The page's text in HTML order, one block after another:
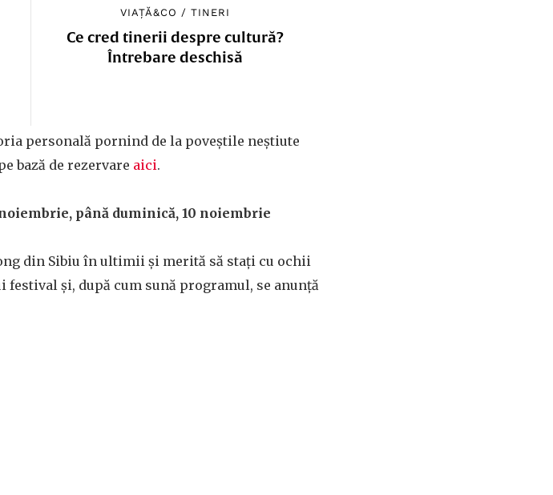
VIAȚĂ&CO /TINERI
Ce cred tinerii despre cultură?
Întrebare deschisă
personală pornind de la poveștile neștiute
bază de rezervare aici.
până duminică, 10 noiembrie
din Sibiu în ultimii și merită să stați cu ochii
festival și, după cum sună programul, se anunță